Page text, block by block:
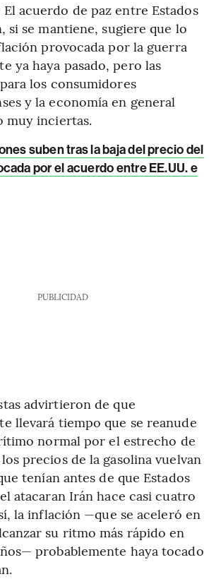
acuerdo de paz entre Estados
si se mantiene, sugiere que lo
provocada por la guerra
ya haya pasado, pero las
los consumidores
y la economía en general
muy inciertas.
suben tras la baja del precio del
por el acuerdo entre EE.UU. e
PUBLICIDAD
advirtieron de que
llevará tiempo que se reanude
normal por el estrecho de
precios de la gasolina vuelvan
tenían antes de que Estados
atacaran Irán hace casi cuatro
la inflación —que se aceleró en
su ritmo más rápido en
probablemente haya tocado